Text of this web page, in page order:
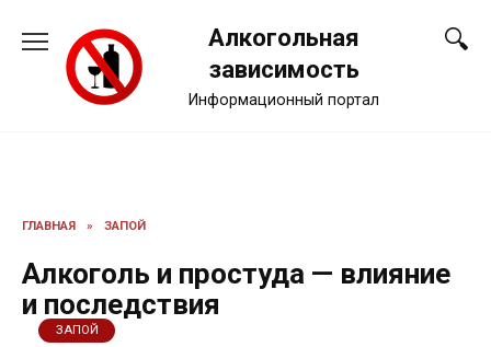
содержанию
Алкогольная
зависимость
Информационный портал
ГЛАВНАЯ » ЗАПОЙ
Алкоголь и простуда — влияние
и последствия
ЗАПОЙ